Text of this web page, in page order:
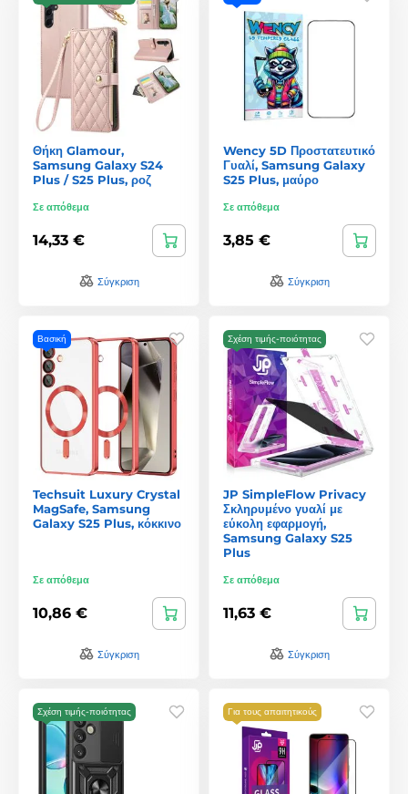
Θήκη Glamour,
Samsung Galaxy S24
Plus / S25 Plus, ροζ
Σε απόθεμα
14,33 €
Σύγκριση
Wency 5D Προστατευτικό
Γυαλί, Samsung Galaxy
S25 Plus, μαύρο
Σε απόθεμα
3,85 €
Σύγκριση
Βασική
Techsuit Luxury Crystal
MagSafe, Samsung
Galaxy S25 Plus, κόκκινο
Σε απόθεμα
10,86 €
Σύγκριση
Σχέση τιμής-ποιότητας
JP SimpleFlow Privacy
Σκληρυμένο γυαλί με
εύκολη εφαρμογή,
Samsung Galaxy S25
Plus
Σε απόθεμα
11,63 €
Σύγκριση
Σχέση τιμής-ποιότητας Για τους απαιτητικούς